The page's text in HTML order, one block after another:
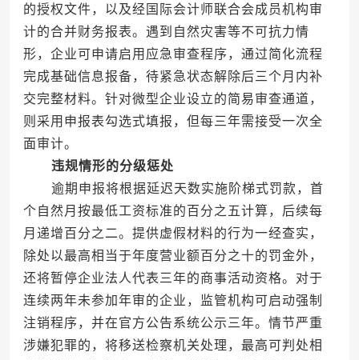
的授权文件，以及经国际会计师联合会成员机构审
计的合并财务报表。遇到自然灾害等不可抗力情
形，企业可申请启用应急审查程序，通过简化流程
完成基础信息报备，待紧急状态解除后三个月内补
交完整材料。针对微型企业设立的简易审查通道，
则采用申报表勾选式填报，但每三年需接受一次全
面审计。
违规情形的分级惩处
逾期申报将根据延迟天数实施阶梯式罚款，首
个自然月按最低工资标准的百分之五计算，后续每
月递增百分之二。提供虚假材料的行为一经查实，
除处以最高相当于年度营业额百分之十的罚金外，
还将暂停企业法人代表三年的商事活动资格。对于
连续两年未参加年审的企业，监管机构可启动强制
注销程序，并在官方公告系统公示三年。情节严重
涉嫌犯罪的，将移送检察机关处理，最高可判处相